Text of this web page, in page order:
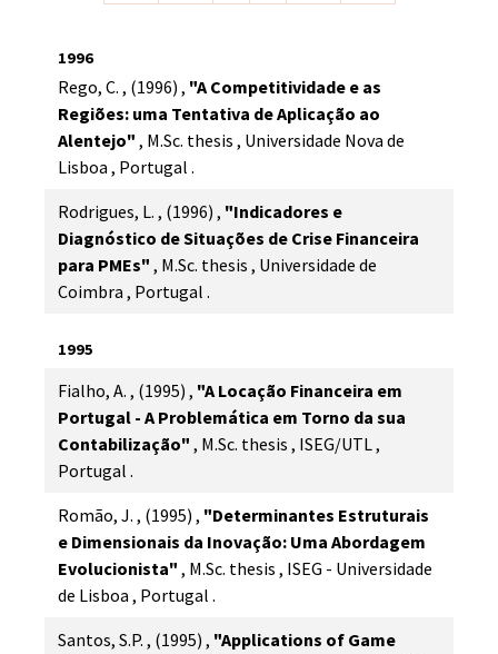
1996
Rego, C. , (1996) , "A Competitividade e as
Regiões: uma Tentativa de Aplicação ao
Alentejo" , M.Sc. thesis , Universidade Nova de
Lisboa , Portugal .
Rodrigues, L. , (1996) , "Indicadores e
Diagnóstico de Situações de Crise Financeira
para PMEs" , M.Sc. thesis , Universidade de
Coimbra , Portugal .
1995
Fialho, A. , (1995) , "A Locação Financeira em
Portugal - A Problemática em Torno da sua
Contabilização" , M.Sc. thesis , ISEG/UTL,
Portugal .
Romão, J. , (1995) , "Determinantes Estruturais
e Dimensionais da Inovação: Uma Abordagem
Evolucionista" , M.Sc. thesis , ISEG - Universidade
de Lisboa , Portugal .
Santos, S.P. , (1995) , "Applications of Game